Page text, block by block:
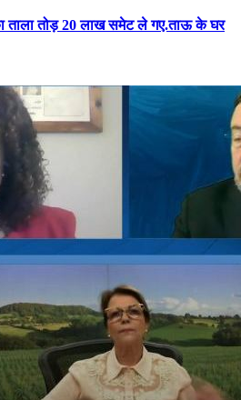
ताला तोड़ 20 लाख समेट ले गए.ताऊ के घर